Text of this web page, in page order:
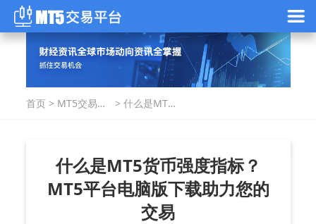
首页 > MT5交易指
> 什么是MT5
载助力您的
交易
什么是MT5货币强度指标？
MT5平台电脑版下载助力您的
交易